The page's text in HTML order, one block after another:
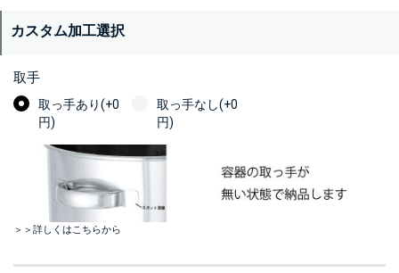
カスタム加工選択
取手
取っ手あり(+0
円)
取っ手なし(+0
円)
＞＞詳しくはこちらから